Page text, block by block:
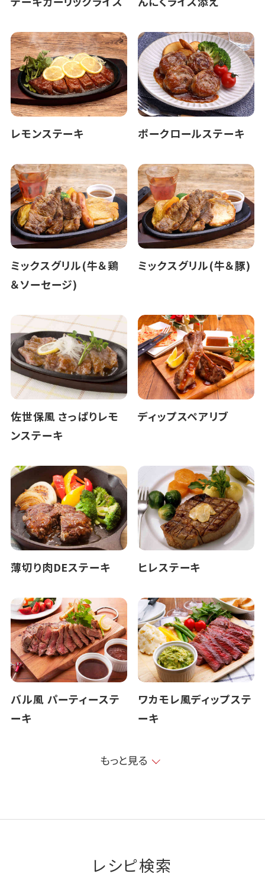
レモンステーキ ポークロールステーキ
ミックスグリル(牛＆鶏
＆ソーセージ)
ミックスグリル(牛＆豚)
佐世保風 さっぱりレモ
ンステーキ
ディップスペアリブ
薄切り肉DEステーキ ヒレステーキ
バル風 パーティーステ
ーキ
ワカモレ風ディップステ
ーキ
もっと見る
レシピ検索